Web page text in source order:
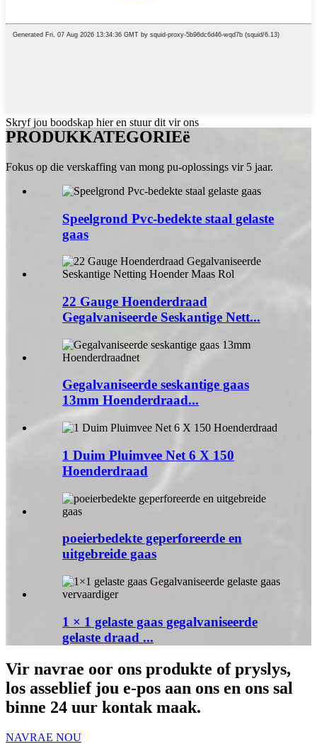
Skryf jou boodskap hier en stuur dit vir ons
PRODUKKATEGORIEë
Fokus op die verskaffing van mong pu-oplossings vir 5 jaar.
Speelgrond Pvc-bedekte staal gelaste
gaas
22 Gauge Hoenderdraad
Gegalvaniseerde Seskantige Nett...
Gegalvaniseerde seskantige gaas
13mm Hoenderdraad...
1 Duim Pluimvee Net 6 X 150
Hoenderdraad
poeierbedekte geperforeerde en
uitgebreide gaas
1 × 1 gelaste gaas gegalvaniseerde
gelaste draad ...
Vir navrae oor ons produkte of pryslys,
los asseblief jou e-pos aan ons en ons sal
binne 24 uur kontak maak.
NAVRAE NOU